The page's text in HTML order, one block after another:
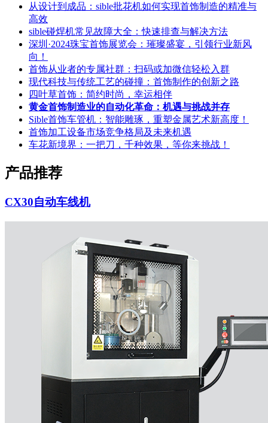
从设计到成品：sible批花机如何实现首饰制造的精准与
高效
sible碰焊机常见故障大全：快速排查与解决方法
深圳·2024珠宝首饰展览会：璀璨盛宴，引领行业新风
向！
首饰从业者的专属社群：扫码或加微信轻松入群
现代科技与传统工艺的碰撞：首饰制作的创新之路
四叶草首饰：简约时尚，幸运相伴
黄金首饰制造业的自动化革命：机遇与挑战并存
Sible首饰车管机：智能雕琢，重塑金属艺术新高度！
首饰加工设备市场竞争格局及未来机遇
车花新境界：一把刀，千种效果，等你来挑战！
产品推荐
CX30自动车线机